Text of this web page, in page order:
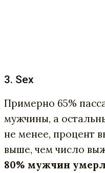
3. Sex
Примерно 65%
мужчины, а
не менее, процент
выше, чем число
80% мужчин